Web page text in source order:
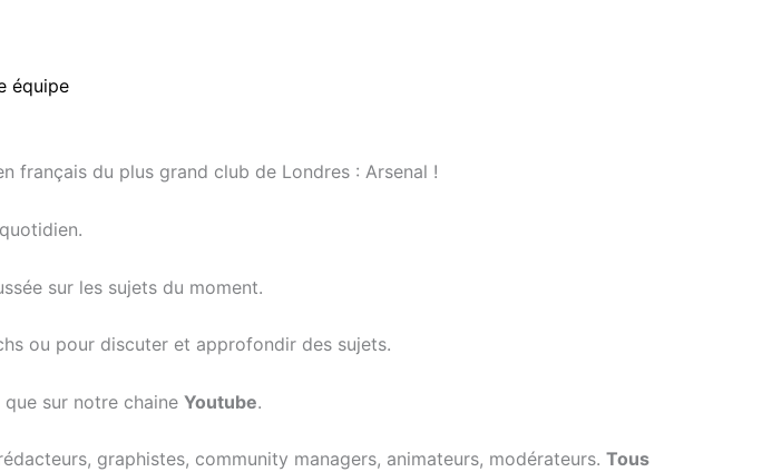
équipe
français du plus grand club de Londres : Arsenal !
sur les sujets du moment.
ou pour discuter et approfondir des sujets.
que sur notre chaine Youtube.
graphistes, community managers, animateurs, modérateurs. Tous